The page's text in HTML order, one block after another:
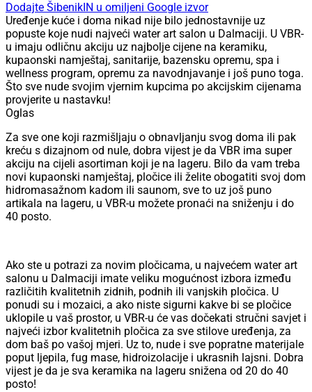
Dodajte ŠibenikIN u omiljeni Google izvor
Uređenje kuće i doma nikad nije bilo jednostavnije uz
popuste koje nudi najveći water art salon u Dalmaciji. U VBR-
u imaju odličnu akciju uz najbolje cijene na keramiku,
kupaonski namještaj, sanitarije, bazensku opremu, spa i
wellness program, opremu za navodnjavanje i još puno toga.
Što sve nude svojim vjernim kupcima po akcijskim cijenama
provjerite u nastavku!
Oglas
Za sve one koji razmišljaju o obnavljanju svog doma ili pak
kreću s dizajnom od nule, dobra vijest je da VBR ima super
akciju na cijeli asortiman koji je na lageru. Bilo da vam treba
novi kupaonski namještaj, pločice ili želite obogatiti svoj dom
hidromasažnom kadom ili saunom, sve to uz još puno
artikala na lageru, u VBR-u možete pronaći na sniženju i do
40 posto.
Ako ste u potrazi za novim pločicama, u najvećem water art
salonu u Dalmaciji imate veliku mogućnost izbora između
različitih kvalitetnih zidnih, podnih ili vanjskih pločica. U
ponudi su i mozaici, a ako niste sigurni kakve bi se pločice
uklopile u vaš prostor, u VBR-u će vas dočekati stručni savjet i
najveći izbor kvalitetnih pločica za sve stilove uređenja, za
dom baš po vašoj mjeri. Uz to, nude i sve popratne materijale
poput ljepila, fug mase, hidroizolacije i ukrasnih lajsni. Dobra
vijest je da je sva keramika na lageru snižena od 20 do 40
posto!